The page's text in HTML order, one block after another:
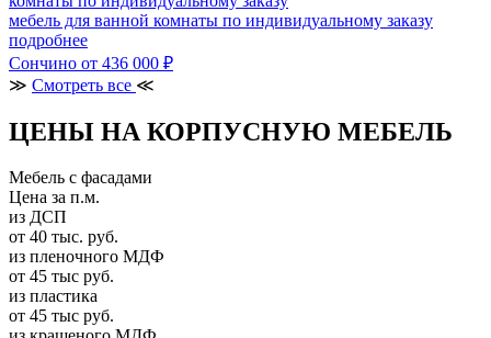
мебель для ванной комнаты по индивидуальному заказу
подробнее
Сончино от 436 000 ₽
≫ Смотреть все ≪
ЦЕНЫ НА КОРПУСНУЮ МЕБЕЛЬ
Мебель с фасадами
Цена за п.м.
из ДСП
от 40 тыс. руб.
из пленочного МДФ
от 45 тыс руб.
из пластика
от 45 тыс руб.